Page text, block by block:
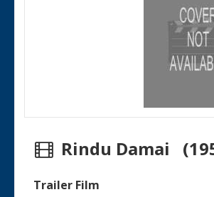
Rindu Damai
Trailer Film